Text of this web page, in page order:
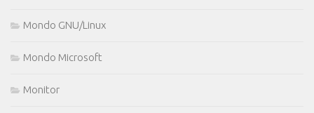
Mondo GNU/Linux
Mondo Microsoft
Monitor